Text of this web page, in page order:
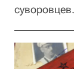
суворовцев.